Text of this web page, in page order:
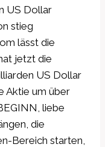
US Dollar
stieg
lässt die
jetzt die
US Dollar
Aktie um über
liebe
die
Bereich starten,